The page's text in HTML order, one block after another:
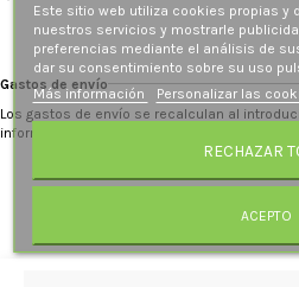
Gastos de envío
Los gastos de envío se recalculan al
información.
Este sitio web utiliza cookies propias y
nuestros servicios y mostrarle
preferencias mediante el análisis de
dar su consentimiento sobre su uso
Más información
Personalizar las
RECHAZAR
ACEPTO